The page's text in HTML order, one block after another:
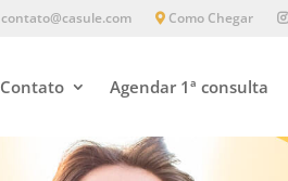
contato@casule.com Como Chegar
Contato Agendar 1ª consulta